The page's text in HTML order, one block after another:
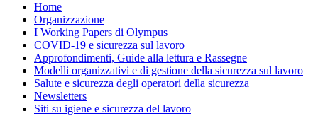
Home
Organizzazione
I Working Papers di Olympus
COVID-19 e sicurezza sul lavoro
Approfondimenti, Guide alla lettura e Rassegne
Modelli organizzativi e di gestione della sicurezza sul lavoro
Salute e sicurezza degli operatori della sicurezza
Newsletters
Siti su igiene e sicurezza del lavoro